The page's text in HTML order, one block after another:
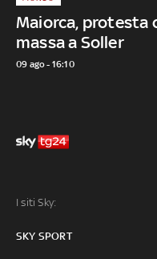
Maiorca, protesta
massa a Soller
09 ago - 16:10
I siti Sky:
SKY SPORT